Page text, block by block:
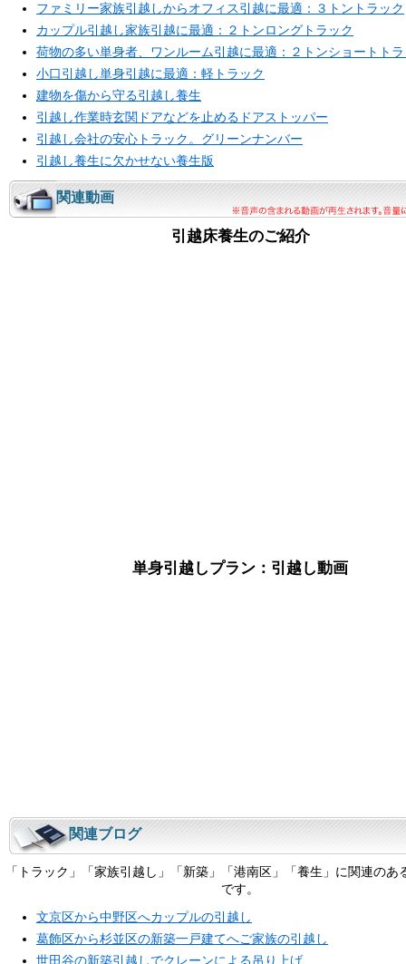
ファミリー家族引越しからオフィス引越に最適：３トントラック
カップル引越し家族引越に最適：２トンロングトラック
荷物の多い単身者、ワンルーム引越に最適：２トンショートト
小口引越し単身引越に最適：軽トラック
建物を傷から守る引越し養生
引越し作業時玄関ドアなどを止めるドアストッパー
引越し会社の安心トラック。グリーンナンバー
引越し養生に欠かせない養生版
関連動画
引越床養生のご紹介
単身引越しプラン：引越し動画
関連ブログ
「トラック」「家族引越し」「新築」「港南区」「養生」に関連のあ
です。
文京区から中野区へカップルの引越し
葛飾区から杉並区の新築一戸建てへご家族の引越し
世田谷の新築引越しでクレーンによる吊り上げ